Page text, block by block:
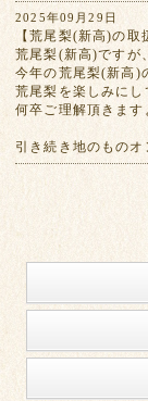
2025年09月29日
【荒尾梨(新高)の取
荒尾梨(新高)ですが
今年の荒尾梨(新高)
荒尾梨を楽しみにし
何卒ご理解頂きます
引き続き地のもの